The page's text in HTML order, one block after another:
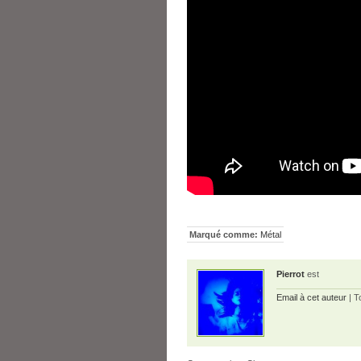
Marqué comme: Métal
Pierrot est
Email à cet auteur |